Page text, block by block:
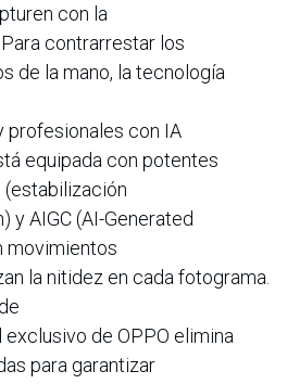
con la
contrarrestar los
de la mano, la tecnología
profesionales con IA
equipada con potentes
y AIGC (AI-Generated
movimientos
la nitidez en cada fotograma.
de OPPO elimina
para garantizar